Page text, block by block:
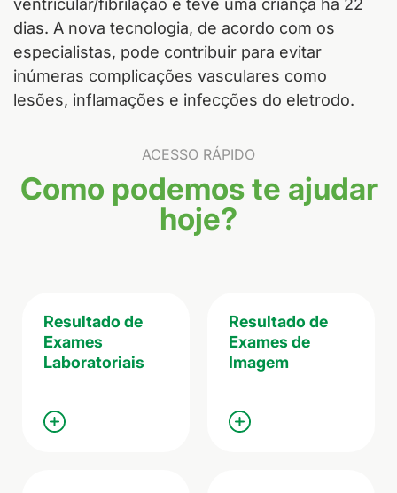
dias. A nova tecnologia, de acordo com os
especialistas, pode contribuir para evitar
inúmeras complicações vasculares como
lesões, inflamações e infecções do eletrodo.
ACESSO RÁPIDO
Como podemos te ajudar
hoje?
Resultado de
Exames
Laboratoriais
Resultado de
Exames de
Imagem